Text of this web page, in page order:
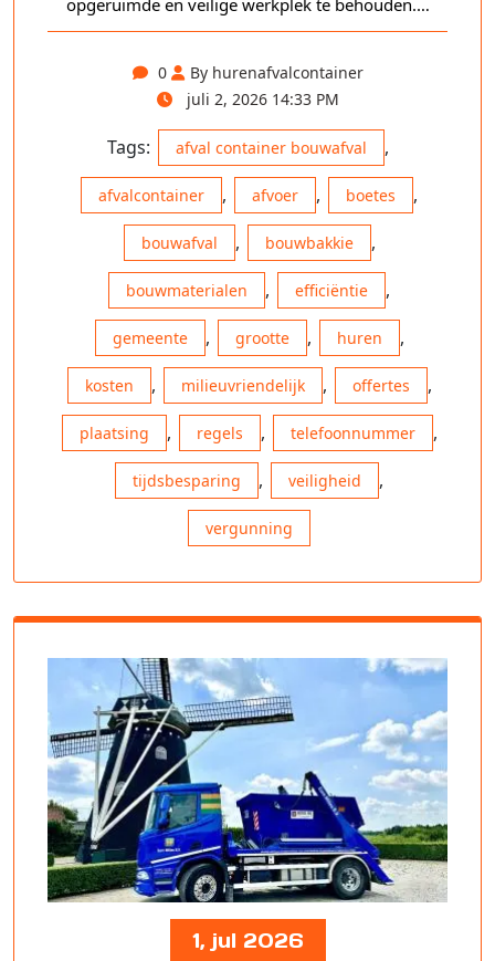
opgeruimde en veilige werkplek te behouden.…
0
By hurenafvalcontainer
juli 2, 2026 14:33 PM
Tags: afval container bouwafval ,
afvalcontainer , afvoer , boetes ,
bouwafval , bouwbakkie ,
bouwmaterialen , efficiëntie ,
gemeente , grootte , huren ,
kosten , milieuvriendelijk , offertes ,
plaatsing , regels , telefoonnummer ,
tijdsbesparing , veiligheid ,
vergunning
1, jul 2026